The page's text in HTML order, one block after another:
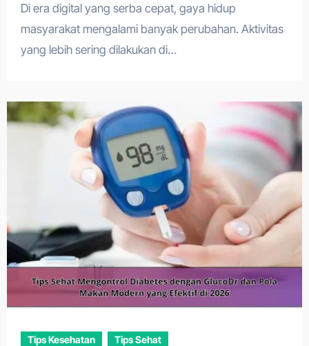
Di era digital yang serba cepat, gaya hidup
masyarakat mengalami banyak perubahan. Aktivitas
yang lebih sering dilakukan di…
Tips Kesehatan Tips Sehat